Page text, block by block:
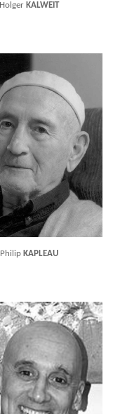
Holger KALWEIT
Philip KAPLEAU